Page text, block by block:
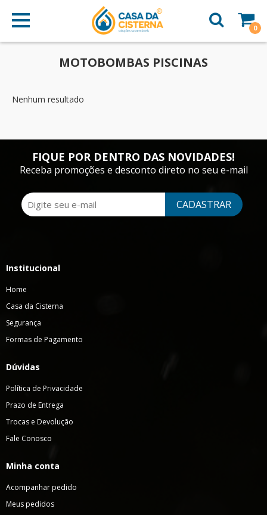
0
MOTOBOMBAS PISCINAS
Nenhum resultado
FIQUE POR DENTRO DAS NOVIDADES!
Receba promoções e desconto direto no seu e-mail
CADASTRAR
Institucional
Home
Casa da Cisterna
Segurança
Formas de Pagamento
Dúvidas
Política de Privacidade
Prazo de Entrega
Trocas e Devolução
Fale Conosco
Minha conta
Acompanhar pedido
Meus pedidos